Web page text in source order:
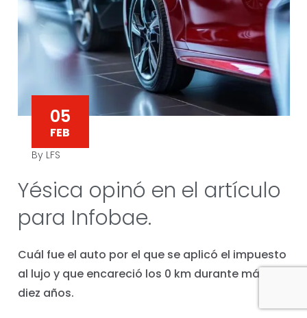
05
FEB
By LFS
Yésica opinó en el artículo
para Infobae.
Cuál fue el auto por el que se aplicó el impuesto
al lujo y que encareció los 0 km durante más de
diez años.